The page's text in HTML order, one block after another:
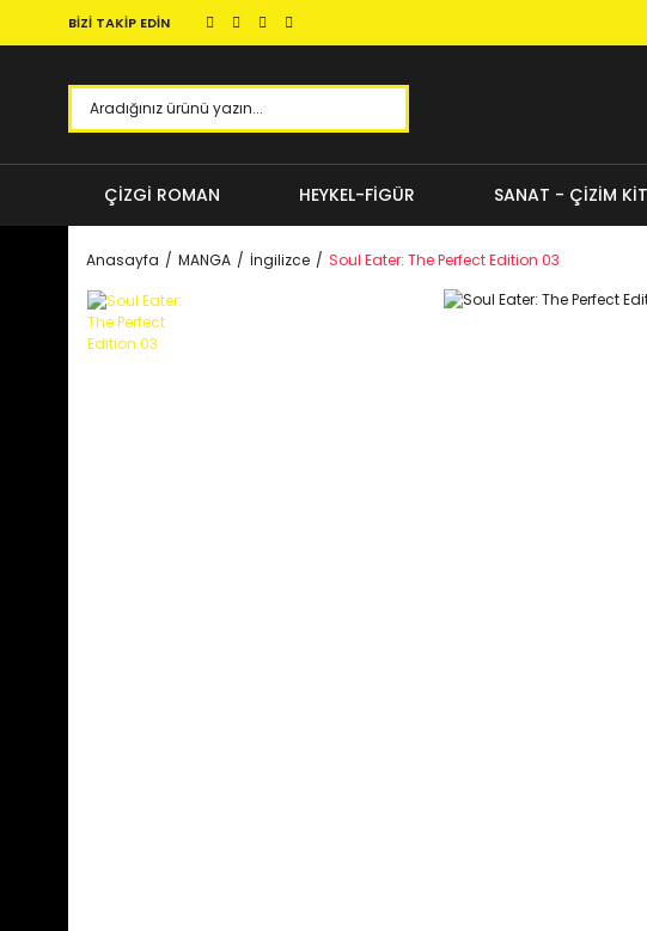
BİZİ TAKİP EDİN
ÇİZGİ ROMAN HEYKEL-FİGÜR SANAT - ÇİZİM
Anasayfa MANGA İngilizce Soul Eater: The Perfect Edition 03